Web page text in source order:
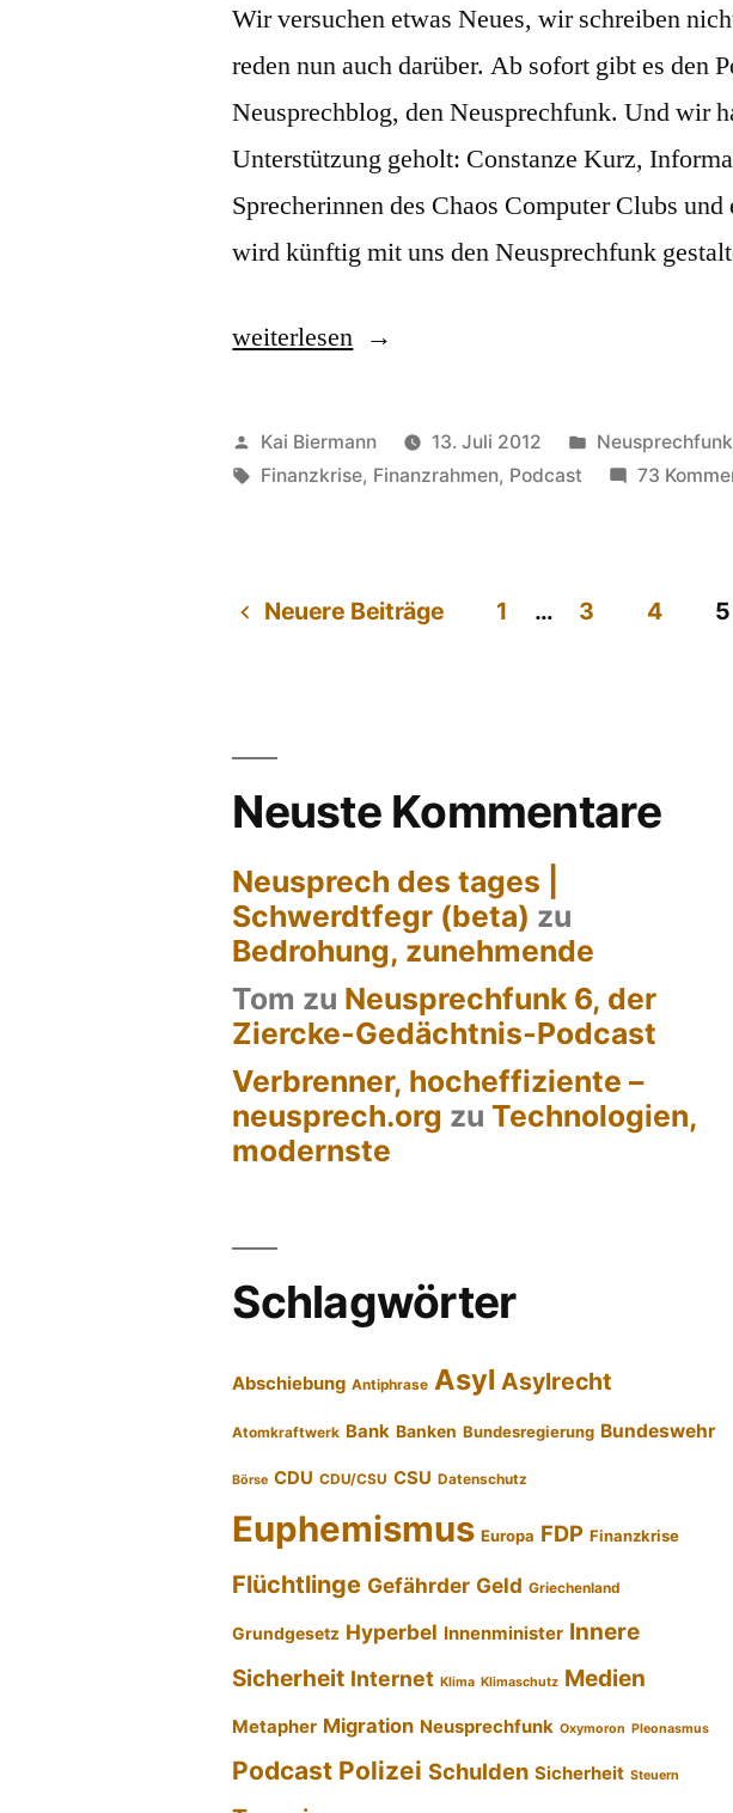
Wir versuchen etwas Neues, wir schreiben
reden nun auch darüber. Ab sofort gibt es den
Neusprechblog, den Neusprechfunk. Und wir
Unterstützung geholt: Constanze Kurz,
Sprecherinnen des Chaos Computer Clubs
wird künftig mit uns den Neusprechfunk
„Neusprechfunk,
Podcast
zum
weiterlesen
Veröffentlicht
von
Kai Biermann 13. Juli 2012
Veröffentlicht
in
Neusprechfunk
Schlagwörter:
Finanzkrise, Finanzrahmen, Podcast 73
Neuere Beiträge 1 … 3 4 5
Neuste Kommentare
Neusprech des tages |
Schwerdtfegr (beta) zu
Bedrohung, zunehmende
Tom zu Neusprechfunk 6, der
Ziercke-Gedächtnis-Podcast
Verbrenner, hocheffiziente –
neusprech.org zuTechnologien,
modernste
Schlagwörter
Abschiebung Antiphrase Asyl Asylrecht
Atomkraftwerk Bank Banken Bundesregierung Bundeswehr
Börse CDU CDU/CSU CSU Datenschutz
Euphemismus Europa FDP Finanzkrise
Flüchtlinge Gefährder Geld Griechenland
Grundgesetz Hyperbel Innenminister Innere
Sicherheit Internet Klima Klimaschutz Medien
Metapher Migration Neusprechfunk Oxymoron Pleonasmus
Podcast Polizei Schulden Sicherheit Steuern